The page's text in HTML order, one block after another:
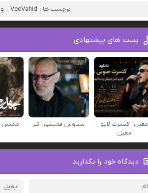
برچسب ها : VeeVahid ،
پست های پیشنهادی
معین - کنسرت لایو
معین
سیاوش قمیشی - تبر
محسن
دیدگاه خود را بگذارید